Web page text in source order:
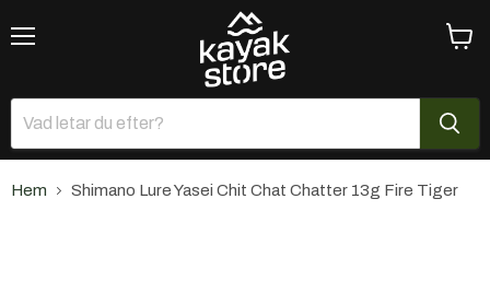
Hem Shimano Lure Yasei Chit Chat Chatter 13g Fire Tiger